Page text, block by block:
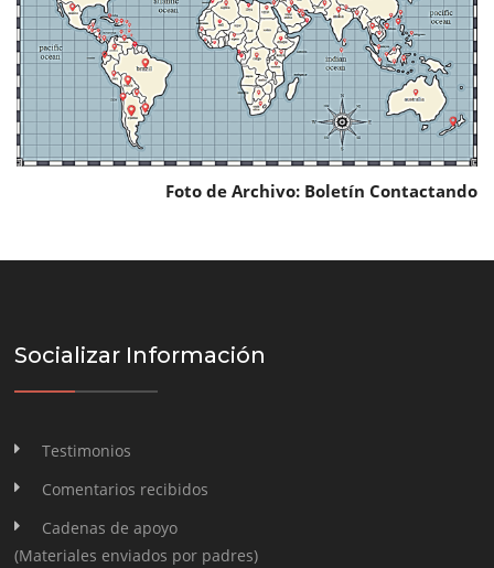
Foto de Archivo: Boletín Contactando
Socializar Información
Testimonios
Comentarios recibidos
Cadenas de apoyo
(Materiales enviados por padres)